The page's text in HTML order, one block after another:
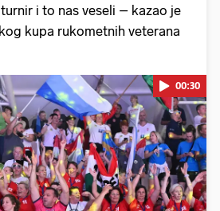
i to nas veseli – kazao je
kupa rukometnih veterana
Pokretanje videa...
00:30